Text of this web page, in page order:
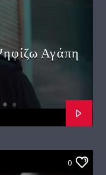
Αγάπη
0